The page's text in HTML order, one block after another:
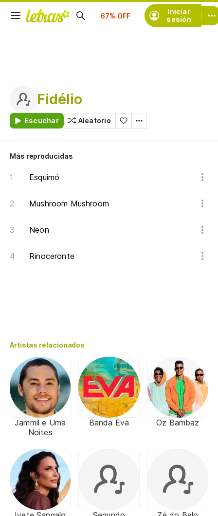
Iniciar
sesión
Suscríbete
Fidélio
Escuchar Aleatorio
Más reproducidas
Esquimó
Mushroom Mushroom
Neon
Rinoceronte
Artistas relacionados
Jammil e Uma
Noites
Banda Eva Oz Bambaz